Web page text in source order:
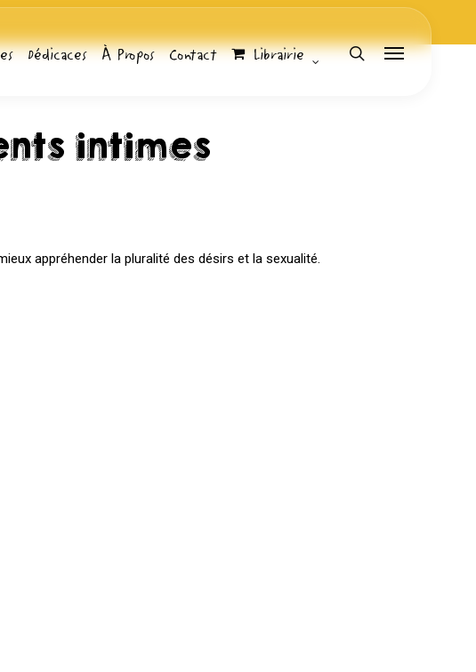
Dédicaces À Propos Contact Librairie search
Menu
intimes
appréhender la pluralité des désirs et la sexualité.